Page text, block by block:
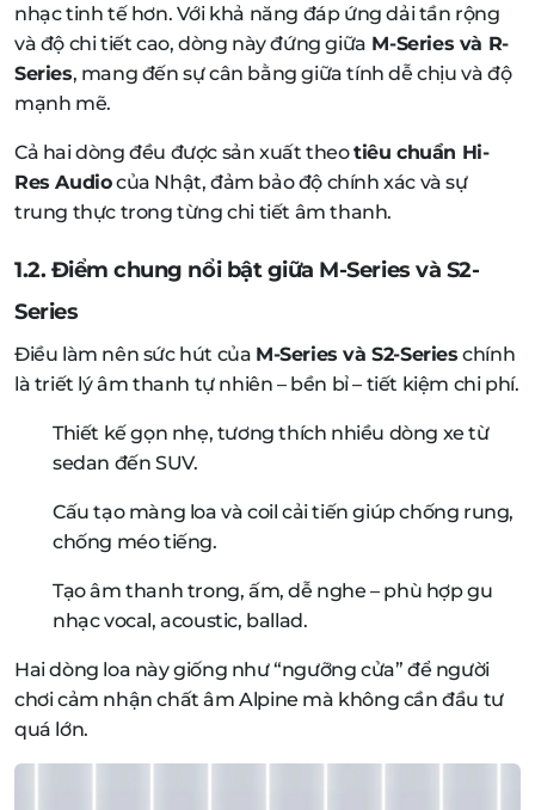
nhạc tinh tế hơn. Với khả năng đáp ứng dải tần rộng
và độ chi tiết cao, dòng này đứng giữa M-Series và R-
Series, mang đến sự cân bằng giữa tính dễ chịu và độ
mạnh mẽ.
Cả hai dòng đều được sản xuất theotiêu chuẩn Hi-
Res Audiocủa Nhật, đảm bảo độ chính xác và sự
trung thực trong từng chi tiết âm thanh.
1.2. Điểm chung nổi bật giữa M-Series và S2-
Series
Điều làm nên sức hút của M-Series và S2-Series chính
là triết lý âm thanh tự nhiên – bền bỉ – tiết kiệm chi phí.
Thiết kế gọn nhẹ, tương thích nhiều dòng xe từ
sedan đến SUV.
Cấu tạo màng loa và coil cải tiến giúp chống rung,
chống méo tiếng.
Tạo âm thanh trong, ấm, dễ nghe – phù hợp gu
nhạc vocal, acoustic, ballad.
Hai dòng loa này giống như “ngưỡng cửa” để người
chơi cảm nhận chất âm Alpine mà không cần đầu tư
quá lớn.